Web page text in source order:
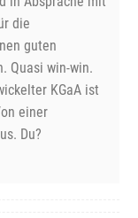
die
guten
Quasi win-win.
KGaA ist
einer
Du?